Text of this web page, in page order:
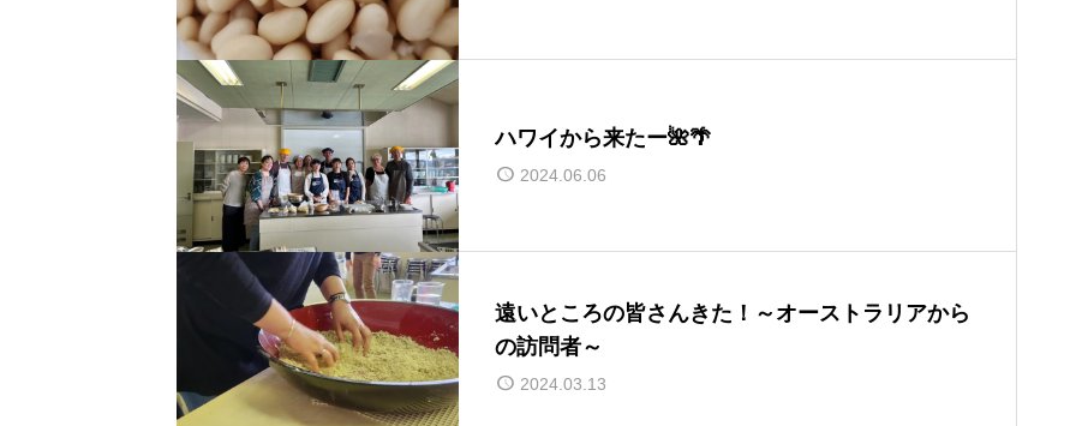
ハワイから来たー🌺🌴
2024.06.06
遠いところの皆さんきた！～オーストラリアから
の訪問者～
2024.03.13